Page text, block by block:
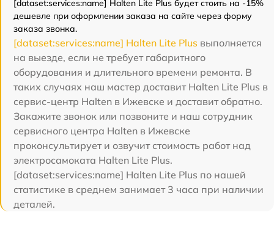
[dataset:services:name] Halten Lite Plus будет стоить на -15%
дешевле при оформлении заказа на сайте через форму
заказа звонка.
[dataset:services:name] Halten Lite Plus выполняется
на выезде, если не требует габаритного
оборудования и длительного времени ремонта. В
таких случаях наш мастер доставит Halten Lite Plus в
сервис-центр Halten в Ижевске и доставит обратно.
Закажите звонок или позвоните и наш сотрудник
сервисного центра Halten в Ижевске
проконсультирует и озвучит стоимость работ над
электросамоката Halten Lite Plus.
[dataset:services:name] Halten Lite Plus по нашей
статистике в среднем занимает 3 часа при наличии
деталей.